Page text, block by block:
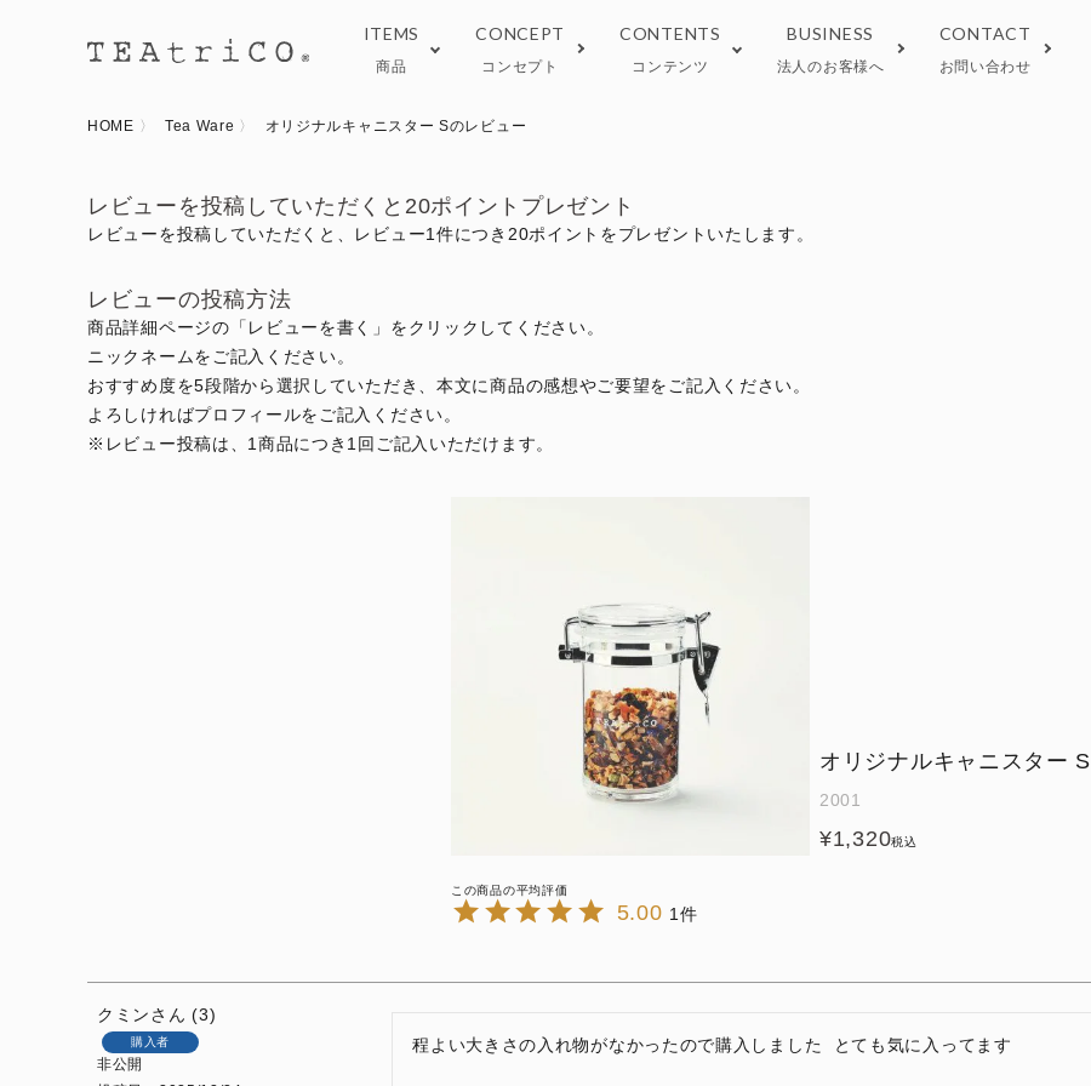
ITEMS
商品
CONCEPT
コンセプト
CONTENTS
コンテンツ
BUSINESS
法人のお客様へ
CONTACT
お問い合わせ
HOME Tea Ware オリジナルキャニスター Sのレビュー
レビューを投稿していただくと20ポイントプレゼント
レビューを投稿していただくと、レビュー1件につき20ポイントをプレゼントいたします。
レビューの投稿方法
商品詳細ページの「レビューを書く」をクリックしてください。
ニックネームをご記入ください。
おすすめ度を5段階から選択していただき、本文に商品の感想やご要望をご記入ください。
よろしければプロフィールをご記入ください。
※レビュー投稿は、1商品につき1回ご記入いただけます。
オリジナルキャニスター S
2001
¥1,320税込
5.00 1
クミン 3
購入者
非公開
程よい大きさの入れ物がなかったので購入しました  とても気に入ってます